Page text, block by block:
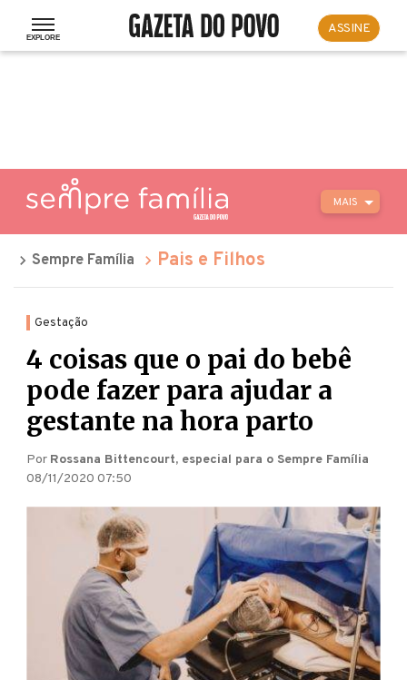
ASSINE
MAIS
Sempre Família Pais e Filhos
Gestação
4 coisas que o pai do bebê
pode fazer para ajudar a
gestante na hora parto
Por Rossana Bittencourt, especial para o Sempre Família
08/11/2020 07:50